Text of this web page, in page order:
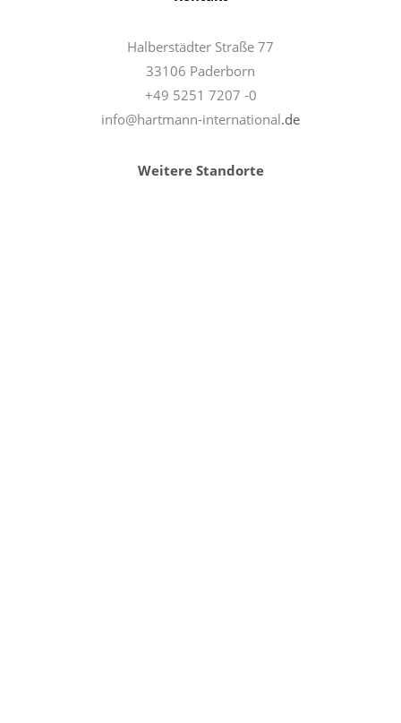
Halberstädter Straße 77
33106 Paderborn
+49 5251 7207 -0
info@hartmann-international.de
Weitere Standorte